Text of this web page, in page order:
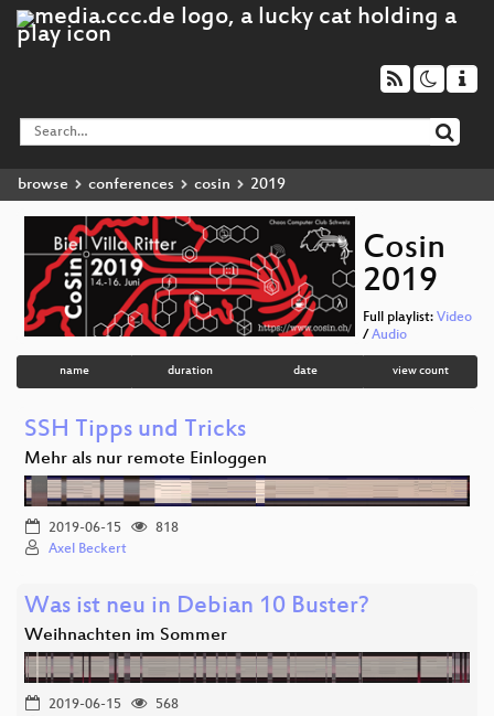
browse conferences cosin 2019
Cosin
2019
Full playlist: Video
/ Audio
name duration date view count
SSH Tipps und Tricks
Mehr als nur remote Einloggen
2019-06-15
818
Axel Beckert
Was ist neu in Debian 10 Buster?
Weihnachten im Sommer
2019-06-15
568